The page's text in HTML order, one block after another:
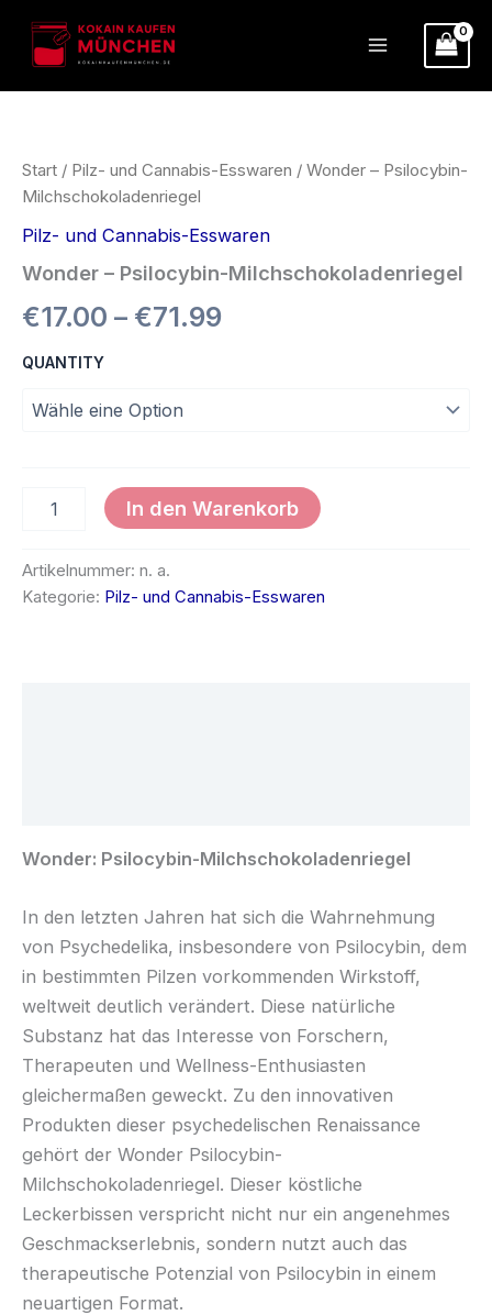
Inhalt
springen
Start / Pilz- und Cannabis-Esswaren / Wonder – Psilocybin-
Milchschokoladenriegel
Pilz- und Cannabis-Esswaren
Wonder – Psilocybin-Milchschokoladenriegel
€17.00 – €71.99
€17.00
€71.99
QUANTITY
Milchschokoladenriegel
Menge
In den Warenkorb
Artikelnummer: n. a.
Kategorie: Pilz- und Cannabis-Esswaren
Wonder: Psilocybin-Milchschokoladenriegel
In den letzten Jahren hat sich die Wahrnehmung
von Psychedelika, insbesondere von Psilocybin, dem
in bestimmten Pilzen vorkommenden Wirkstoff,
weltweit deutlich verändert. Diese natürliche
Substanz hat das Interesse von Forschern,
Therapeuten und Wellness-Enthusiasten
gleichermaßen geweckt. Zu den innovativen
Produkten dieser psychedelischen Renaissance
gehört der Wonder Psilocybin-
Milchschokoladenriegel. Dieser köstliche
Leckerbissen verspricht nicht nur ein angenehmes
Geschmackserlebnis, sondern nutzt auch das
therapeutische Potenzial von Psilocybin in einem
neuartigen Format.